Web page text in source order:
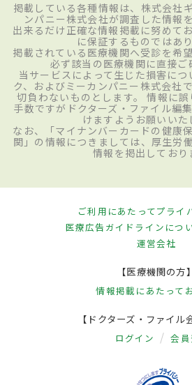
掲載している各種情報は、株式会社
ンパニー株式会社が調査した情報
出来るだけ正確な情報掲載に努めて
に保証するものではあ
掲載されている医療機関へ受診を希
必ず該当の医療機関に直接ご
当サービスによって生じた損害につ
ク、およびミーカンパニー株式会社
切負わないものとします。 情報に
手数ですがドクターズ・ファイル編
けますようお願いいた
なお、「マイナンバーカードの健康
関」の情報につきましては、厚生労
情報を掲出しており
ご利用にあたってプライ
医療広告ガイドラインにつ
運営会社
【医療機関の方】
情報掲載にあたって
【ドクターズ・ファイル
ログイン 会